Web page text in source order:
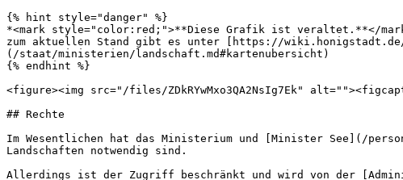
{% hint style="danger" %}
*<mark style="color:red;">**Diese Grafik ist veraltet.**</
zum aktuellen Stand gibt es unter [https://
(/staat/ministerien/landschaft.md#kartenubersicht)
{% endhint %}
<figure><img src="/files/ZDkRYwMxo3QA2NsIg7Ek"
## Rechte
Im Wesentlichen hat das Ministerium und [Minister See](/
Landschaften notwendig sind.
Allerdings ist der Zugriff beschränkt und wird von der